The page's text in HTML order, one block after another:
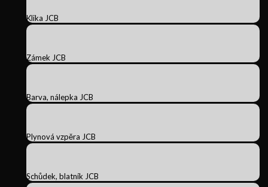
Klika JCB
Zámek JCB
Barva, nálepka JCB
Plynová vzpěra JCB
Schůdek, blatník JCB